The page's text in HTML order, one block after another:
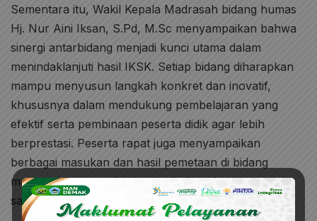
Sementara itu, Wakil Kepala Madrasah bidang humas
Hj. Nur Aini Iksan, S.Pd, M.Sc menyampaikan bahwa
sinergi antarbidang menjadi kunci utama dalam
menindaklanjuti hasil IKSK. Setiap bidang diharapkan
mampu menyusun langkah konkret dan inovatif,
khususnya dalam mendukung pembelajaran yang
efektif serta pembinaan peserta didik agar lebih
berprestasi. Peserta rapat juga menyampaikan
berbagai masukan dan hasil pemetaan di bidang
masing-masing, mulai dari kurikulum, kesiswaan,
sarana prasarana, dan kepala tata usaha.